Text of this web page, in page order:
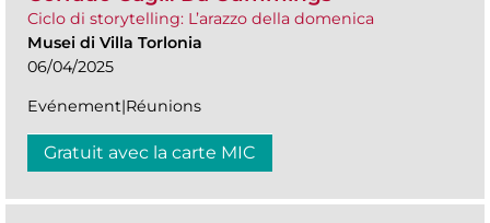
Ciclo di storytelling: L’arazzo della domenica
Musei di Villa Torlonia
06/04/2025
Evénement|Réunions
Gratuit avec la carte MIC